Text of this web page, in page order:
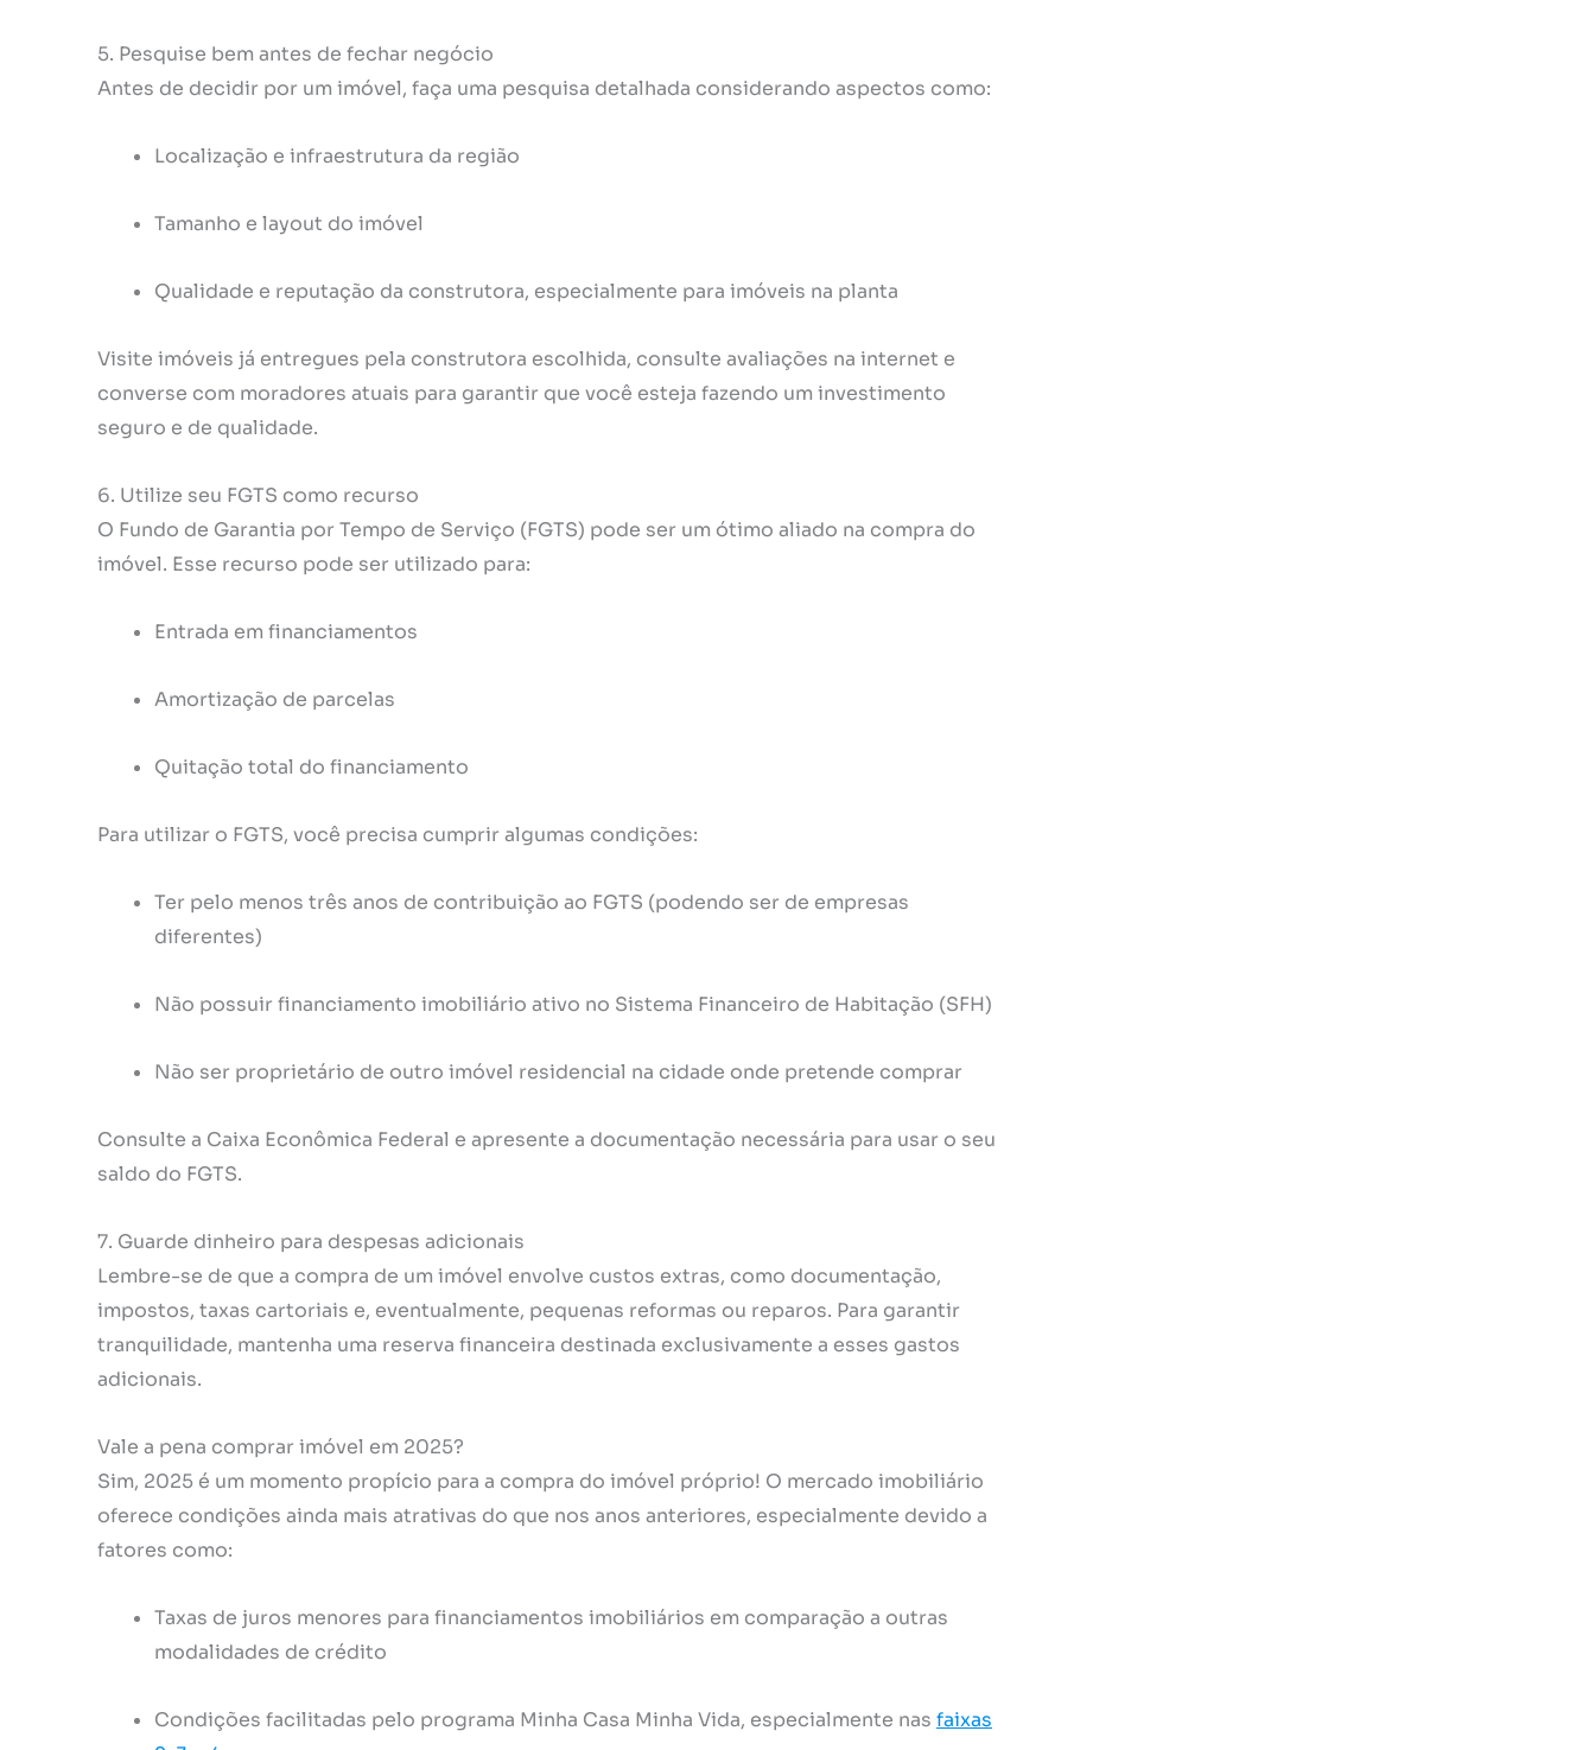
5. Pesquise bem antes de fechar negócio
Antes de decidir por um imóvel, faça uma pesquisa detalhada considerando aspectos como:
Localização e infraestrutura da região
Tamanho e layout do imóvel
Qualidade e reputação da construtora, especialmente para imóveis na planta
Visite imóveis já entregues pela construtora escolhida, consulte avaliações na internet e
converse com moradores atuais para garantir que você esteja fazendo um investimento
seguro e de qualidade.
6. Utilize seu FGTS como recurso
O Fundo de Garantia por Tempo de Serviço (FGTS) pode ser um ótimo aliado na compra do
imóvel. Esse recurso pode ser utilizado para:
Entrada em financiamentos
Amortização de parcelas
Quitação total do financiamento
Para utilizar o FGTS, você precisa cumprir algumas condições:
Ter pelo menos três anos de contribuição ao FGTS (podendo ser de empresas
diferentes)
Não possuir financiamento imobiliário ativo no Sistema Financeiro de Habitação (SFH)
Não ser proprietário de outro imóvel residencial na cidade onde pretende comprar
Consulte a Caixa Econômica Federal e apresente a documentação necessária para usar o seu
saldo do FGTS.
7. Guarde dinheiro para despesas adicionais
Lembre-se de que a compra de um imóvel envolve custos extras, como documentação,
impostos, taxas cartoriais e, eventualmente, pequenas reformas ou reparos. Para garantir
tranquilidade, mantenha uma reserva financeira destinada exclusivamente a esses gastos
adicionais.
Vale a pena comprar imóvel em 2025?
Sim, 2025 é um momento propício para a compra do imóvel próprio! O mercado imobiliário
oferece condições ainda mais atrativas do que nos anos anteriores, especialmente devido a
fatores como:
Taxas de juros menores para financiamentos imobiliários em comparação a outras
modalidades de crédito
Condições facilitadas pelo programa Minha Casa Minha Vida, especialmente nas faixas